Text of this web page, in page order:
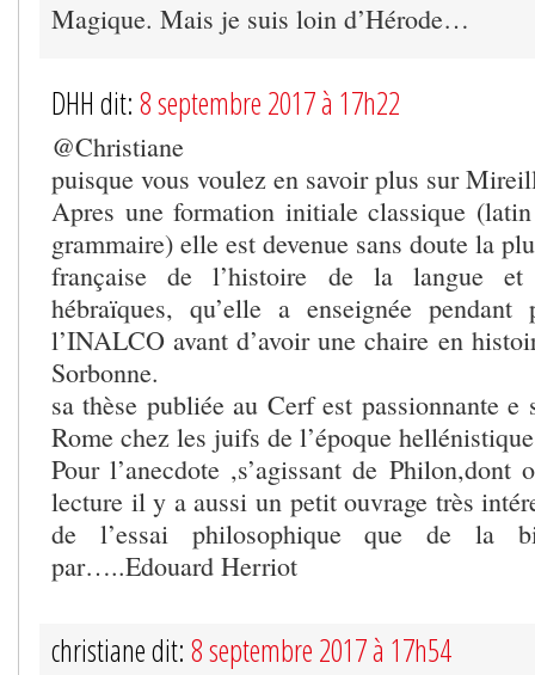
Magique. Mais je suis loin d’Hérode…
DHH dit: 8 septembre 2017 à 17h22
@Christiane
puisque vous voulez en savoir plus sur
Apres une formation initiale classique
grammaire) elle est devenue sans doute la
française de l’histoire de la langue
hébraïques, qu’elle a enseignée pendant
l’INALCO avant d’avoir une chaire en
Sorbonne.
sa thèse publiée au Cerf est passionnante
Rome chez les juifs de l’époque
Pour l’anecdote ,s’agissant de Philon,dont
lecture il y a aussi un petit ouvrage très
de l’essai philosophique que de la
par…..Edouard Herriot
christiane dit: 8 septembre 2017 à 17h54